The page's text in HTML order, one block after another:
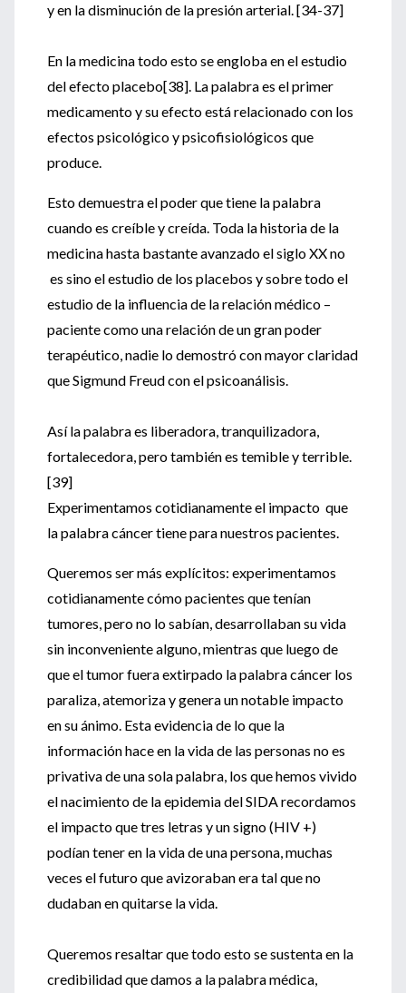
y en la disminución de la presión arterial. [34-37]
En la medicina todo esto se engloba en el estudio
del efecto placebo[38]. La palabra es el primer
medicamento y su efecto está relacionado con los
efectos psicológico y psicofisiológicos que
produce.
Esto demuestra el poder que tiene la palabra
cuando es creíble y creída. Toda la historia de la
medicina hasta bastante avanzado el siglo XX no
es sino el estudio de los placebos y sobre todo el
estudio de la influencia de la relación médico –
paciente como una relación de un gran poder
terapéutico, nadie lo demostró con mayor claridad
que Sigmund Freud con el psicoanálisis.
Así la palabra es liberadora, tranquilizadora,
fortalecedora, pero también es temible y terrible.
[39]
Experimentamos cotidianamente el impacto que
la palabra cáncer tiene para nuestros pacientes.
Queremos ser más explícitos: experimentamos
cotidianamente cómo pacientes que tenían
tumores, pero no lo sabían, desarrollaban su vida
sin inconveniente alguno, mientras que luego de
que el tumor fuera extirpado la palabra cáncer los
paraliza, atemoriza y genera un notable impacto
en su ánimo. Esta evidencia de lo que la
información hace en la vida de las personas no es
privativa de una sola palabra, los que hemos vivido
el nacimiento de la epidemia del SIDA recordamos
el impacto que tres letras y un signo (HIV +)
podían tener en la vida de una persona, muchas
veces el futuro que avizoraban era tal que no
dudaban en quitarse la vida.
Queremos resaltar que todo esto se sustenta en la
credibilidad que damos a la palabra médica,